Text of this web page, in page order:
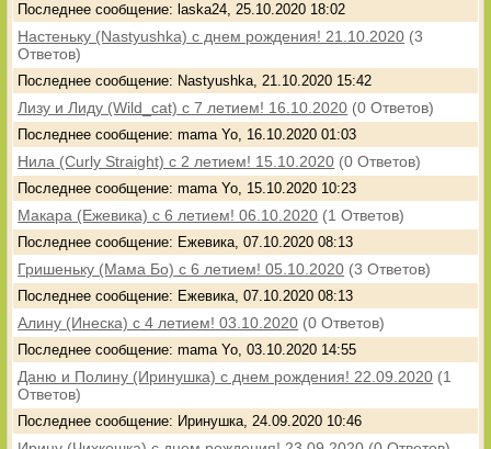
Последнее сообщение: laska24, 25.10.2020 18:02
Настеньку (Nastyushka) с днем рождения! 21.10.2020 (3
Ответов)
Последнее сообщение: Nastyushka, 21.10.2020 15:42
Лизу и Лиду (Wild_cat) с 7 летием! 16.10.2020 (0 Ответов)
Последнее сообщение: mama Yo, 16.10.2020 01:03
Нила (Curly Straight) с 2 летием! 15.10.2020 (0 Ответов)
Последнее сообщение: mama Yo, 15.10.2020 10:23
Макара (Ежевика) с 6 летием! 06.10.2020 (1 Ответов)
Последнее сообщение: Ежевика, 07.10.2020 08:13
Гришеньку (Мама Бо) с 6 летием! 05.10.2020 (3 Ответов)
Последнее сообщение: Ежевика, 07.10.2020 08:13
Алину (Инеска) с 4 летием! 03.10.2020 (0 Ответов)
Последнее сообщение: mama Yo, 03.10.2020 14:55
Даню и Полину (Иринушка) с днем рождения! 22.09.2020 (1
Ответов)
Последнее сообщение: Иринушка, 24.09.2020 10:46